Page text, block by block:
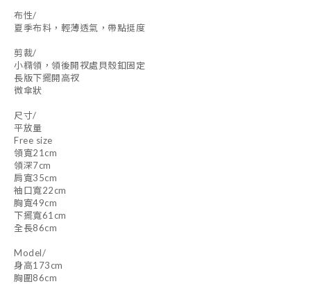
布性/
夏季布料，輕薄透氣，帶點挺度
剪裁/
小橢領，領後開衩處貝殼釦固定
長版下擺開高衩
微傘狀
尺寸/
平放量
Free size
領寬21cm
領深7cm
肩寬35cm
袖口寬22cm
胸寬49cm
下擺寬61cm
全長86cm
Model/
身高173cm
胸圍86cm